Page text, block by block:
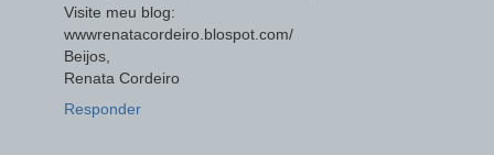
Visite meu blog:
wwwrenatacordeiro.blospot.com/
Beijos,
Renata Cordeiro
Responder